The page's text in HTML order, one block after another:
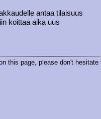
antaa tilaisuus
koittaa aika uus
this page, please don't